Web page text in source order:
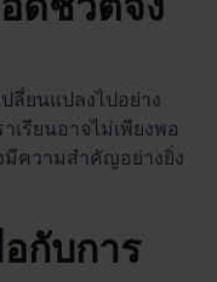
ลี่ยนแปลงไปอย่าง
เรียนอาจไม่เพียงพอ
มีความสำคัญอย่างยิ่ง
อกับการ